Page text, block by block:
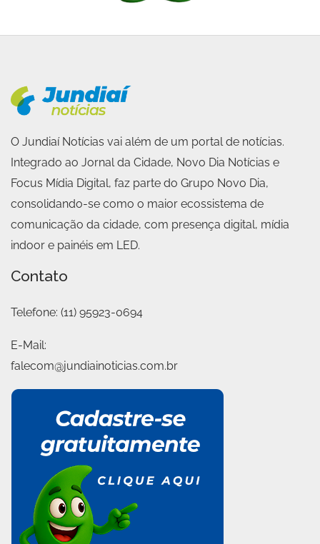
O Jundiaí Notícias vai além de um portal de notícias.
Integrado ao Jornal da Cidade, Novo Dia Notícias e
Focus Mídia Digital, faz parte do Grupo Novo Dia,
consolidando-se como o maior ecossistema de
comunicação da cidade, com presença digital, mídia
indoor e painéis em LED.
Contato
Telefone: (11) 95923-0694
E-Mail:
falecom@jundiainoticias.com.br